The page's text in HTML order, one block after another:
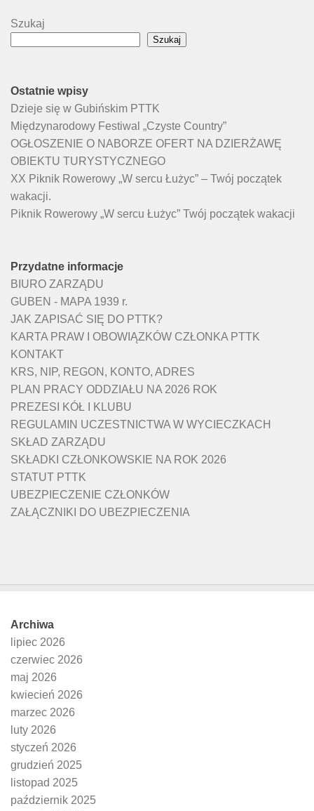
Szukaj
Szukaj
Ostatnie wpisy
Dzieje się w Gubińskim PTTK
Międzynarodowy Festiwal „Czyste Country”
OGŁOSZENIE O NABORZE OFERT NA DZIERŻAWĘ
OBIEKTU TURYSTYCZNEGO
XX Piknik Rowerowy „W sercu Łużyc” – Twój początek
wakacji.
Piknik Rowerowy „W sercu Łużyc” Twój początek wakacji
Przydatne informacje
BIURO ZARZĄDU
GUBEN - MAPA 1939 r.
JAK ZAPISAĆ SIĘ DO PTTK?
KARTA PRAW I OBOWIĄZKÓW CZŁONKA PTTK
KONTAKT
KRS, NIP, REGON, KONTO, ADRES
PLAN PRACY ODDZIAŁU NA 2026 ROK
PREZESI KÓŁ I KLUBU
REGULAMIN UCZESTNICTWA W WYCIECZKACH
SKŁAD ZARZĄDU
SKŁADKI CZŁONKOWSKIE NA ROK 2026
STATUT PTTK
UBEZPIECZENIE CZŁONKÓW
ZAŁĄCZNIKI DO UBEZPIECZENIA
Archiwa
lipiec 2026
czerwiec 2026
maj 2026
kwiecień 2026
marzec 2026
luty 2026
styczeń 2026
grudzień 2025
listopad 2025
październik 2025